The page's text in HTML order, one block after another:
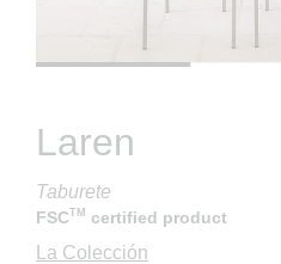
Laren
Taburete
FSCTM certified product
La Colección